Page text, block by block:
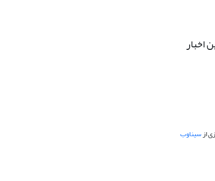
اخبار
ازسیناوب